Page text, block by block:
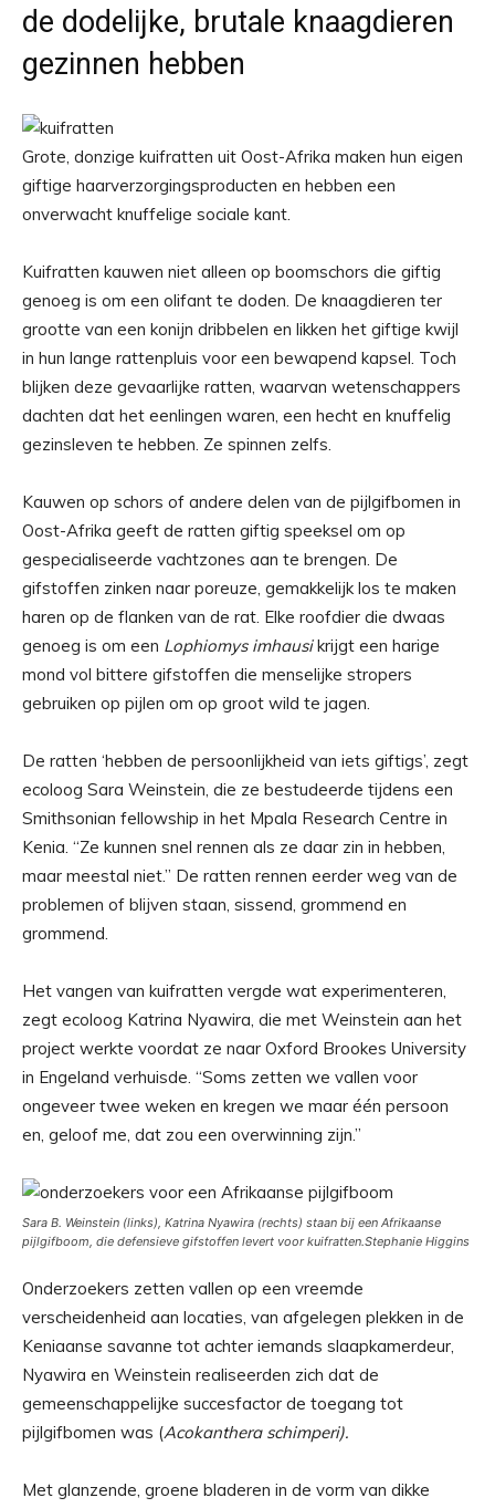
de dodelijke, brutale knaagdieren
gezinnen hebben
Grote, donzige kuifratten uit Oost-Afrika maken hun eigen
giftige haarverzorgingsproducten en hebben een
onverwacht knuffelige sociale kant.
Kuifratten kauwen niet alleen op boomschors die giftig
genoeg is om een ​​olifant te doden. De knaagdieren ter
grootte van een konijn dribbelen en likken het giftige kwijl
in hun lange rattenpluis voor een bewapend kapsel. Toch
blijken deze gevaarlijke ratten, waarvan wetenschappers
dachten dat het eenlingen waren, een hecht en knuffelig
gezinsleven te hebben. Ze spinnen zelfs.
Kauwen op schors of andere delen van de pijlgifbomen in
Oost-Afrika geeft de ratten giftig speeksel om op
gespecialiseerde vachtzones aan te brengen. De
gifstoffen zinken naar poreuze, gemakkelijk los te maken
haren op de flanken van de rat. Elke roofdier die dwaas
genoeg is om een Lophiomys imhausikrijgt een harige
mond vol bittere gifstoffen die menselijke stropers
gebruiken op pijlen om op groot wild te jagen.
De ratten ‘hebben de persoonlijkheid van iets giftigs’, zegt
ecoloog Sara Weinstein, die ze bestudeerde tijdens een
Smithsonian fellowship in het Mpala Research Centre in
Kenia. “Ze kunnen snel rennen als ze daar zin in hebben,
maar meestal niet.” De ratten rennen eerder weg van de
problemen of blijven staan, sissend, grommend en
grommend.
Het vangen van kuifratten vergde wat experimenteren,
zegt ecoloog Katrina Nyawira, die met Weinstein aan het
project werkte voordat ze naar Oxford Brookes University
in Engeland verhuisde. “Soms zetten we vallen voor
ongeveer twee weken en kregen we maar één persoon
en, geloof me, dat zou een overwinning zijn.”
Sara B. Weinstein (links), Katrina Nyawira (rechts) staan ​​bij een Afrikaanse
pijlgifboom, die defensieve gifstoffen levert voor kuifratten.Stephanie Higgins
Onderzoekers zetten vallen op een vreemde
verscheidenheid aan locaties, van afgelegen plekken in de
Keniaanse savanne tot achter iemands slaapkamerdeur,
Nyawira en Weinstein realiseerden zich dat de
gemeenschappelijke succesfactor de toegang tot
pijlgifbomen was (Acokanthera schimperi).
Met glanzende, groene bladeren in de vorm van dikke